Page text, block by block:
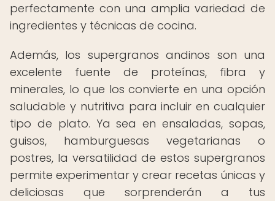
perfectamente con una amplia variedad de
ingredientes y técnicas de cocina.
Además, los supergranos andinos son una
excelente fuente de proteínas, fibra y
minerales, lo que los convierte en una opción
saludable y nutritiva para incluir en cualquier
tipo de plato. Ya sea en ensaladas, sopas,
guisos, hamburguesas vegetarianas o
postres, la versatilidad de estos supergranos
permite experimentar y crear recetas únicas y
deliciosas que sorprenderán a tus